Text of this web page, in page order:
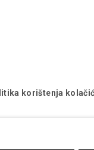
korištenja